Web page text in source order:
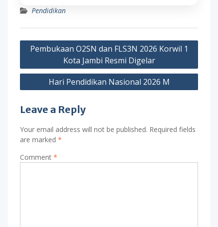
Pendidikan
Post
navigation
Pembukaan O2SN dan FLS3N 2026 Korwil 1
Kota Jambi Resmi Digelar
Hari Pendidikan Nasional 2026 M
Leave a Reply
Your email address will not be published. Required fields
are marked *
Comment *